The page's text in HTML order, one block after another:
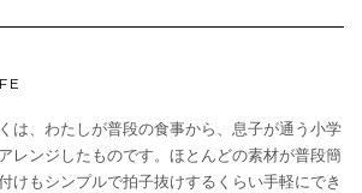
は、わたしが普段の食事から、息子が通う小学
レンジしたものです。ほとんどの素材が普段簡
けもシンプルで拍子抜けするくらい手軽にでき